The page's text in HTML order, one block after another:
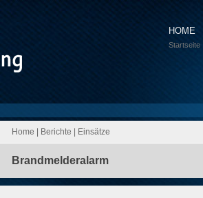
HOME
Startseite
Home Berichte Einsätze
Brandmelderalarm